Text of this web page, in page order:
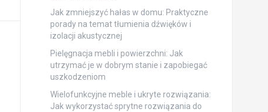
Jak zmniejszyć hałas w domu: Praktyczne
porady na temat tłumienia dźwięków i
izolacji akustycznej
Pielęgnacja mebli i powierzchni: Jak
utrzymać je w dobrym stanie i zapobiegać
uszkodzeniom
Wielofunkcyjne meble i ukryte rozwiązania:
Jak wykorzystać sprytne rozwiązania do